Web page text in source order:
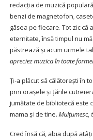
redacția de muzică
benzi de magnetofon,
găsea pe fiecare. Tot zic
eternitate, însă timpul nu
păstrează și acum urmele
apreciez muzica în toate
Ți-a plăcut să călătorești în
prin orașele și țările
jumătate de bibliotecă este
mama și de tine. Mulțumesc,
Cred însă că, abia după